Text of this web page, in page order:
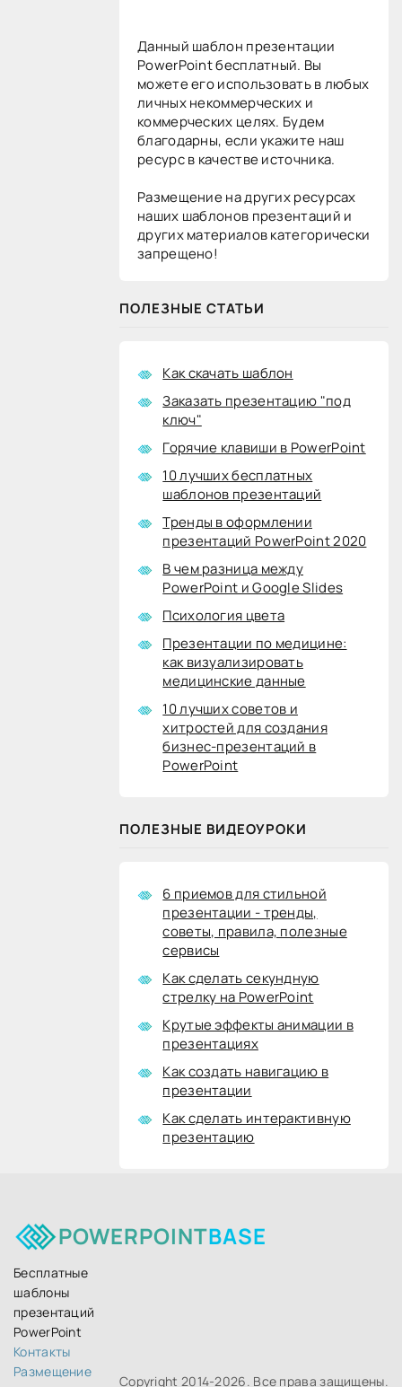
Данный шаблон презентации
PowerPoint бесплатный. Вы
можете его использовать в любых
личных некоммерческих и
коммерческих целях. Будем
благодарны, если укажите наш
ресурс в качестве источника.
Размещение на других ресурсах
наших шаблонов презентаций и
других материалов категорически
запрещено!
ПОЛЕЗНЫЕ СТАТЬИ
Как скачать шаблон
Заказать презентацию "под
ключ"
Горячие клавиши в PowerPoint
10 лучших бесплатных
шаблонов презентаций
Тренды в оформлении
презентаций PowerPoint 2020
В чем разница между
PowerPoint и Google Slides
Психология цвета
Презентации по медицине:
как визуализировать
медицинские данные
10 лучших советов и
хитростей для создания
бизнес-презентаций в
PowerPoint
ПОЛЕЗНЫЕ ВИДЕОУРОКИ
6 приемов для стильной
презентации - тренды,
советы, правила, полезные
сервисы
Как сделать секундную
стрелку на PowerPoint
Крутые эффекты анимации в
презентациях
Как создать навигацию в
презентации
Как сделать интерактивную
презентацию
POWERPOINTBASE
Бесплатные
шаблоны
презентаций
PowerPoint
Контакты
Размещение
Copyright 2014-2026. Все права защищены.